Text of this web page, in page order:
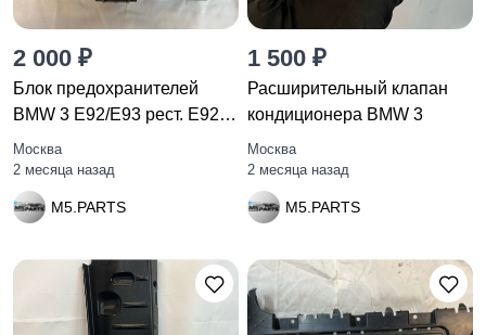
2 000 ₽
Блок предохранителей
BMW 3 E92/E93 рест. E92
2010
Москва
2 месяца назад
M5.PARTS
1 500 ₽
Расширительный клапан
кондиционера BMW 3
Москва
2 месяца назад
M5.PARTS